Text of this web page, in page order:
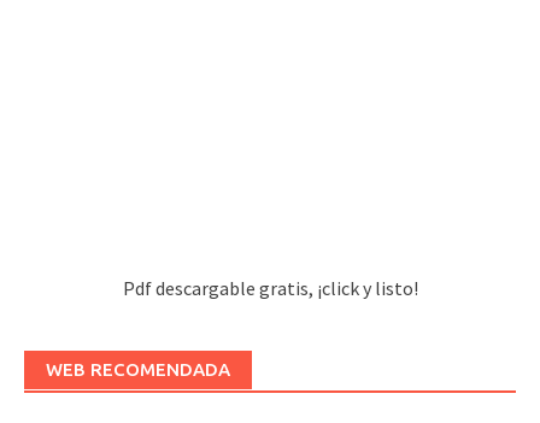
Pdf descargable gratis, ¡click y listo!
WEB RECOMENDADA